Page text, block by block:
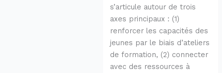
s’articule autour de trois
axes principaux : (1)
renforcer les capacités des
jeunes par le biais d’ateliers
de formation, (2) connecter
avec des ressources à